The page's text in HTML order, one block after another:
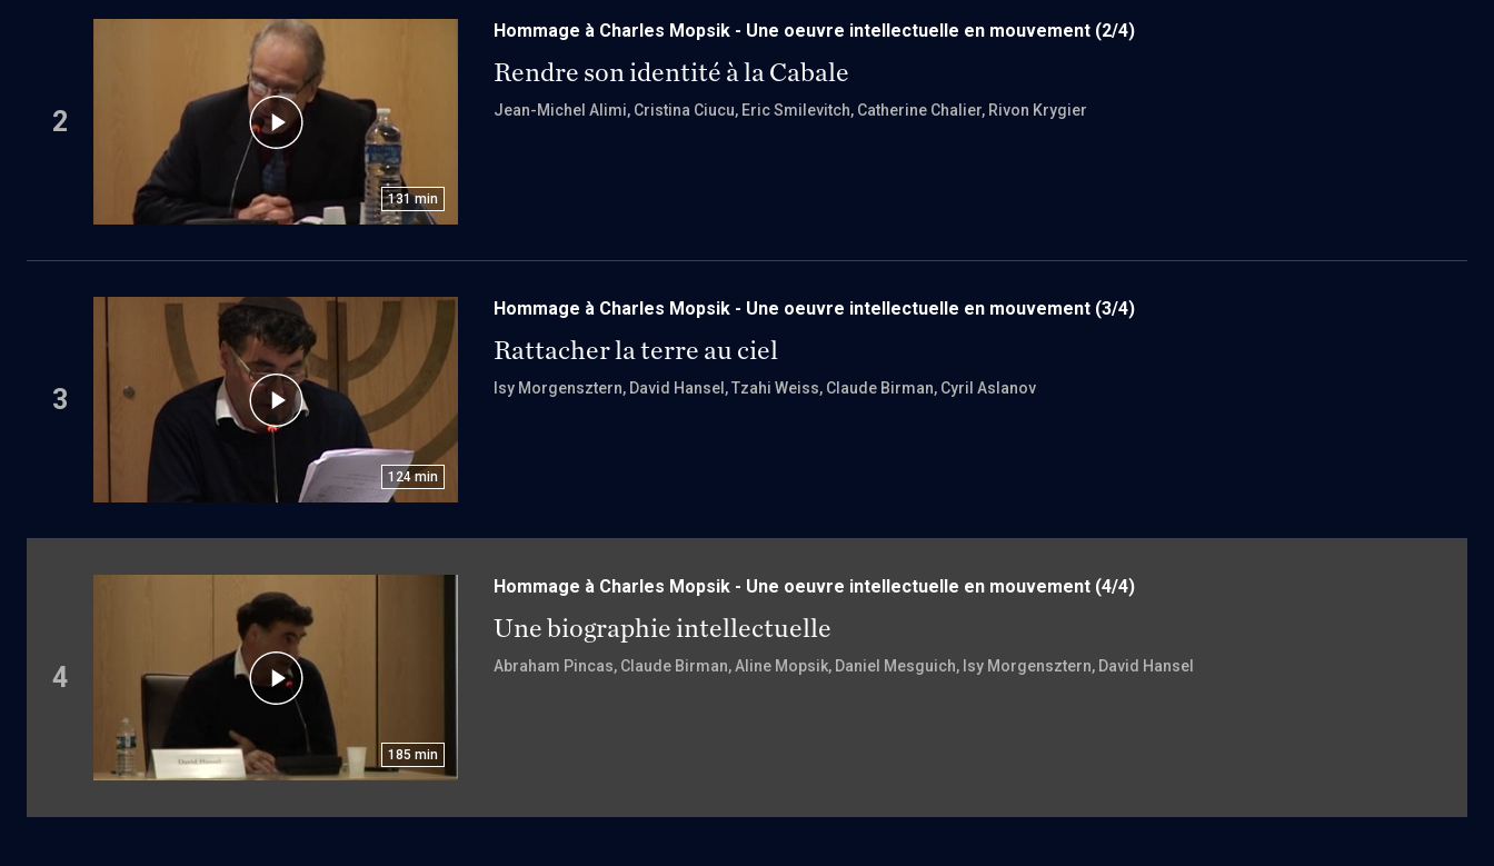
2
131 min
Hommage à Charles Mopsik - Une oeuvre intellectuelle en mouvement (2/4)
Rendre son identité à la Cabale
Jean-Michel Alimi, Cristina Ciucu, Eric Smilevitch, Catherine Chalier, Rivon Krygier
3
124 min
Hommage à Charles Mopsik - Une oeuvre intellectuelle en mouvement (3/4)
Rattacher la terre au ciel
Isy Morgensztern, David Hansel , Tzahi Weiss, Claude Birman, Cyril Aslanov
4
185 min
Hommage à Charles Mopsik - Une oeuvre intellectuelle en mouvement (4/4)
Une biographie intellectuelle
Abraham Pincas, Claude Birman, Aline Mopsik, Daniel Mesguich, Isy Morgensztern, David Hansel